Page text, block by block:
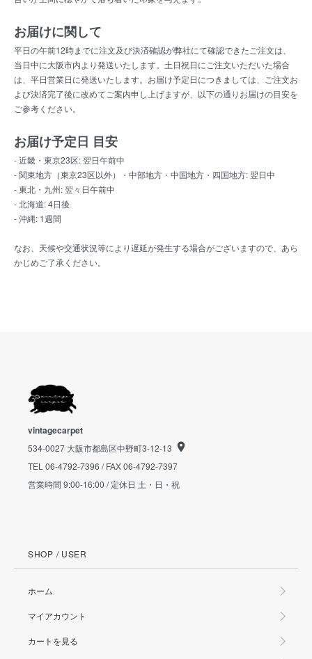
お届けに関して
平日の午前12時までに注文及び決済確認が弊社にて確認できたご注文は、
当日中に大阪市内より発送いたします。土日祝日にご注文いただいた場合
は、平日営業日に発送いたします。お届け予定日につきましては、ご注文お
よび決済完了後に改めてご案内申し上げますが、以下の通りお届けの目安を
ご参考ください。
お届け予定日 目安
- 近畿・東京23区: 翌日午前中
- 関東地方（東京23区以外）・中部地方・中国地方・四国地方: 翌日中
- 東北・九州: 翌々日午前中
- 北海道: 4日後
- 沖縄: 1週間
なお、天候や交通状況等により遅延が発生する場合がございますので、あら
かじめご了承ください。
vintagecarpet
534-0027 大阪市都島区中野町3-12-13
TEL 06-4792-7396 / FAX 06-4792-7397
営業時間 9:00-16:00 / 定休日 土・日・祝
SHOP / USER
ホーム
マイアカウント
カートを見る